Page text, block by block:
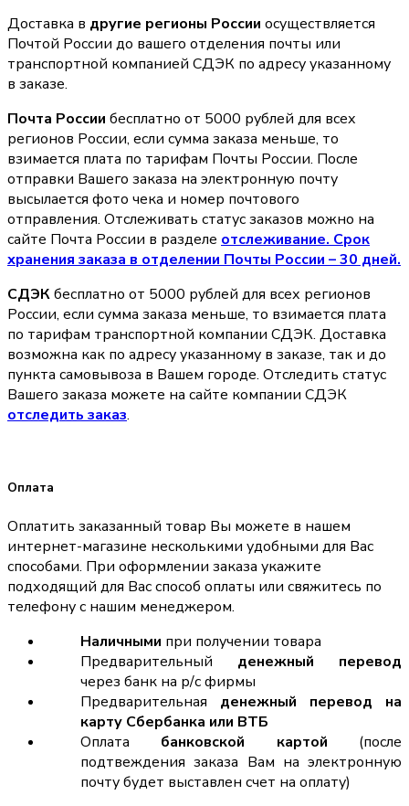
Доставка в другие регионы России осуществляется
Почтой России до вашего отделения почты или
транспортной компанией СДЭК по адресу указанному
в заказе.
Почта России бесплатно от 5000 рублей для всех
регионов России, если сумма заказа меньше, то
взимается плата по тарифам Почты России. После
отправки Вашего заказа на электронную почту
высылается фото чека и номер почтового
отправления. Отслеживать статус заказов можно на
сайте Почта России в разделе oтслеживание. Срок
хранения заказа в отделении Почты России – 30 дней.
СДЭКбесплатно от 5000 рублей для всех регионов
России, если сумма заказа меньше, то взимается плата
по тарифам транспортной компании СДЭК. Доставка
возможна как по адресу указанному в заказе, так и до
пункта самовывоза в Вашем городе. Отследить статус
Вашего заказа можете на сайте компании СДЭК
отследить заказ.
Оплата
Оплатить заказанный товар Вы можете в нашем
интернет-магазине несколькими удобными для Вас
способами. При оформлении заказа укажите
подходящий для Вас способ оплаты или свяжитесь по
телефону с нашим менеджером.
Наличными при получении товара
Предварительный денежный перевод
через банк на р/с фирмы
Предварительная денежный перевод на
карту Сбербанка или ВТБ
Оплата банковской картой (после
подтвеждения заказа Вам на электронную
почту будет выставлен счет на оплату)